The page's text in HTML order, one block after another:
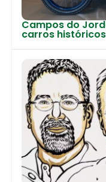
Campos do
carros históricos